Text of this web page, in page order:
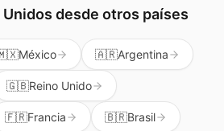
Unidos desde otros países
México 🇦🇷Argentina
🇬🇧Reino Unido
🇫🇷Francia 🇧🇷Brasil